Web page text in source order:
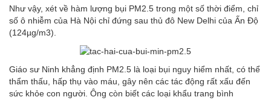
Như vậy, xét về hàm lượng bụi PM2.5 trong một số thời điểm, chỉ
số ô nhiễm của Hà Nội chỉ đứng sau thủ đô New Delhi của Ấn Độ
(124µg/m3).
Giáo sư Ninh khẳng định PM2.5 là loại bụi nguy hiểm nhất, có thể
thẩm thấu, hấp thụ vào máu, gây nên các tác động rất xấu đến
sức khỏe con người. Ông còn biết các loại khẩu trang bình